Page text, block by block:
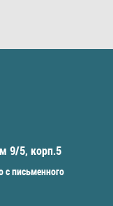
9/5, корп.5
письменного